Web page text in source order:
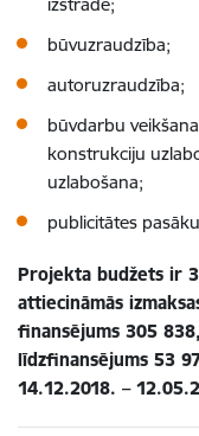
izstrāde;
būvuzraudzība;
autoruzraudzība;
būvdarbu
konstrukciju
uzlabošana;
publicitātes
Projekta budžets ir
attiecināmās
finansējums 305
līdzfinansējums 53
14.12.2018. –